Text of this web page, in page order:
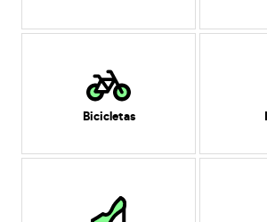
Bicicletas